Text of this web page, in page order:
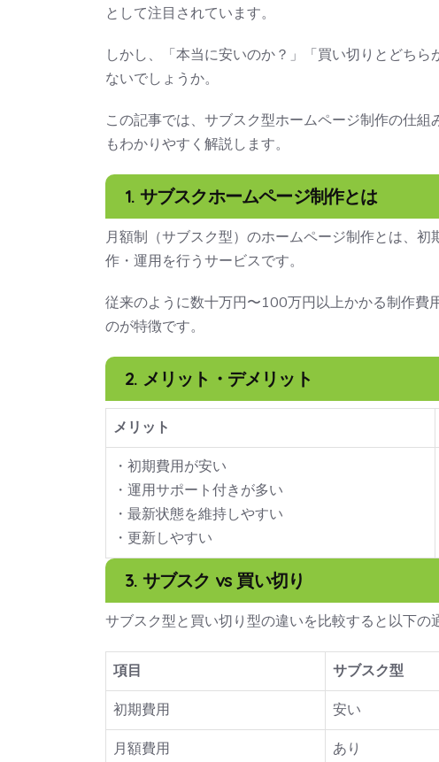
として注目されています。
しかし、「本当に安いのか？」「買い切りとどち
ないでしょうか。
この記事では、サブスク型ホームページ制作の仕
もわかりやすく解説します。
1. サブスクホームページ制作とは
月額制（サブスク型）のホームページ制作とは、
作・運用を行うサービスです。
従来のように数十万円〜100万円以上かかる制作費
のが特徴です。
2. メリット・デメリット
メリット
・初期費用が安い
・運用サポート付きが多い
・最新状態を維持しやすい
・更新しやすい
3. サブスク vs 買い切り
サブスク型と買い切り型の違いを比較すると以下の
項目 サブスク型
初期費用
安い
月額費用
あり